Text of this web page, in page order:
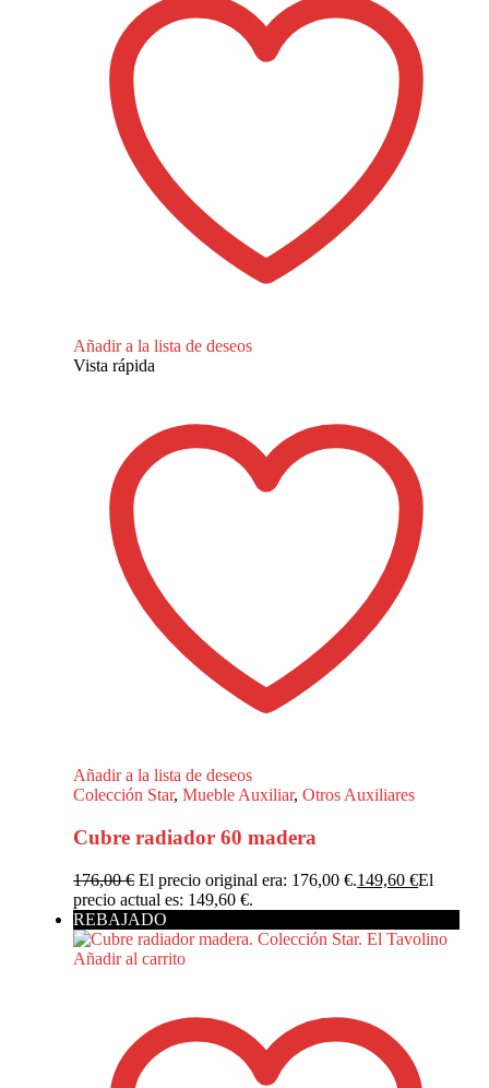
Añadir a la lista de deseos
Vista rápida
Añadir a la lista de deseos
Colección Star,Mueble Auxiliar,Otros Auxiliares
Cubre radiador 60 madera
176,00€ El precio original era: 176,00 €.149,60€El
precio actual es: 149,60 €.
REBAJADO
Añadir al carrito